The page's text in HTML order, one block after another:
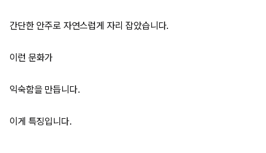
간단한 안주로 자연스럽게 자리 잡았습니다.
이런 문화가
익숙함을 만듭니다.
이게 특징입니다.